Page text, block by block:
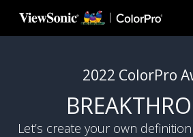
2022 ColorPro
Let’s create your own